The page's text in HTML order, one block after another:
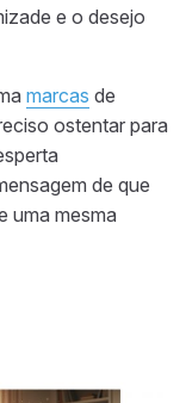
e o desejo
marcas de
ostentar para
de que
uma mesma